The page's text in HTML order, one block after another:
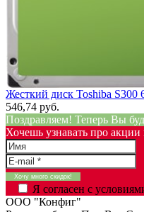
Жесткий диск Toshiba
546,74 руб.
Поздравляем! Теперь Вы
Хочешь узнавать про
Я согласен с
ООО "Конфиг"